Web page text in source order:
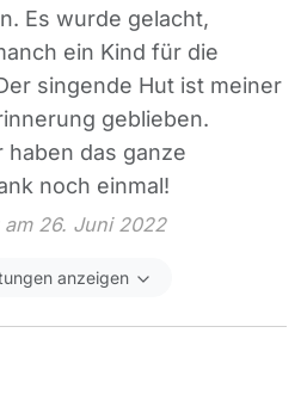
Es wurde gelacht,
ein Kind für die
singende Hut ist meiner
geblieben.
haben das ganze
noch einmal!
am 26. Juni 2022
anzeigen